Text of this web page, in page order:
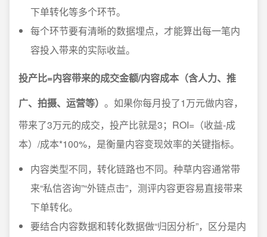
下单转化等多个环节。
每个环节要有清晰的数据埋点，才能算出每一笔内
容投入带来的实际收益。
投产比=内容带来的成交金额/内容成本（含人力、推
广、拍摄、运营等） 。如果你每月投了1万元做内容，
带来了3万元的成交，投产比就是3；ROI=（收益-成
本）/成本*100%，是衡量内容变现效率的关键指标。
内容类型不同，转化链路也不同。种草内容通常带
来“私信咨询”“外链点击”，测评内容更容易直接带来
下单转化。
要结合内容数据和转化数据做“归因分析”，区分是内